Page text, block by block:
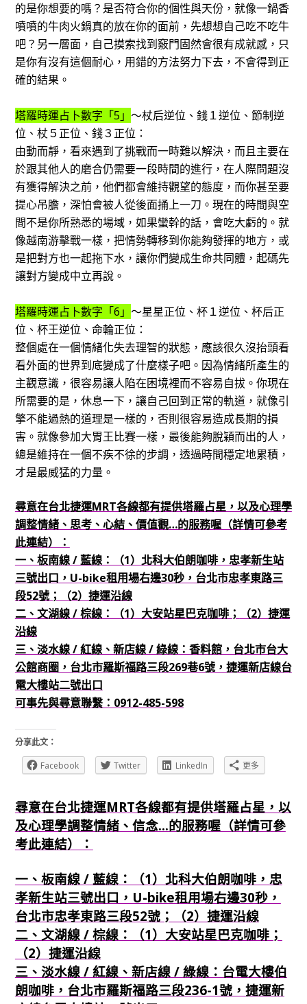
的是你想要的嗎？是否符合你的個性與天份，就像一鍋香
噴噴的牛肉火鍋真的放在你的面前，先想想自己吃不吃牛
吧？另一層面，自己摸索找到竅門固然會很有成就感，只
是你有沒有這個耐心，用錯的方法努力下去，不會得到正
確的結果。
塔羅時運占卜數字「5」 ～杖后逆位、錢１逆位、節制逆
位、杖５正位、錢３正位：
由動而靜，看來遇到了挑戰而一時難以解決，而且主要在
於跟其他人的磨合仍需要一段時間的進行，在人際問題沒
有獲得解決之前，他們都會維持觀望的態度，而你甚至要
提心吊膽，深怕會被人從後面捅上一刀。現在的時間與空
間不是你所熟悉的場域，如果蠻幹的話，會吃大虧的。就
像越南游擊戰一樣，把情勢轉移到你能夠發揮的地方，或
是把對方也一起拖下水，讓你們變成生命共同體，起碼先
讓對方變成中立再說。
塔羅時運占卜數字「6」 ～星星正位、杯１逆位、杯后正
位、杯王逆位、命輪正位：
整個處在一個情緒化失去理智的狀態，應該很久沒抬頭看
看外面的世界到底變成了什麼樣子吧。因為情緒所產生的
主觀意識，很容易讓人陷在困境裡而不容易自拔。你現在
所需要的是，休息一下，讓自己回到正常的軌道，就像引
擎不能過熱的道理是一樣的，否則很容易造成長期的損
害。就像參加大胃王比賽一樣，最後能夠脫穎而出的人，
總是維持在一個不疾不徐的步調，透過時間穩定地累積，
才是最威猛的力量。
尋意在台北捷運MRT各線都有提供塔羅占星，以及心理學
調整情緒、思考、心結、價值觀…的服務喔（詳情可參考
此連結）：
一、板南線 / 藍線：（1）北科大伯朗咖啡，忠孝新生站
三號出口，U-bike租用場右邊30秒，台北市忠孝東路三
段52號；（2）捷運沿線
二、文湖線 / 棕線：（1）大安站星巴克咖啡；
（2）捷運
沿線
三、淡水線 / 紅線、新店線 / 綠線：香料館，台北市台大
公館商圈，台北市羅斯福路三段269巷6號，捷運新店線台
電大樓站二號出口
可事先與尋意聯繫：0912-485-598
分享此文：
Facebook
Twitter LinkedIn 更多
尋意在台北捷運MRT各線都有提供塔羅占星，以
及心理學調整情緒、信念...的服務喔（詳情可參
考此連結）：
一、板南線 / 藍線：（1）北科大伯朗咖啡，忠
孝新生站三號出口，U-bike租用場右邊30秒，
台北市忠孝東路三段52號；（2）捷運沿線
二、文湖線 / 棕線：（1）大安站星巴克咖啡；
（2）捷運沿線
三、淡水線 / 紅線、新店線 / 綠線：台電大樓伯
朗咖啡，台北市羅斯福路三段236-1號，捷運新